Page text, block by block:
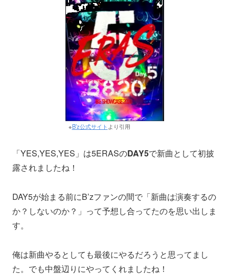
※B’z公式サイト より引用
「YES,YES,YES」は5ERASのDAY5で新曲として初披
露されましたね！
DAY5が始まる前にB’zファンの間で「新曲は演奏するの
か？しないのか？」って予想し合ってたのを思い出しま
す。
俺は新曲やるとしても最後にやるだろうと思ってまし
た。でも中盤辺りにやってくれましたね！